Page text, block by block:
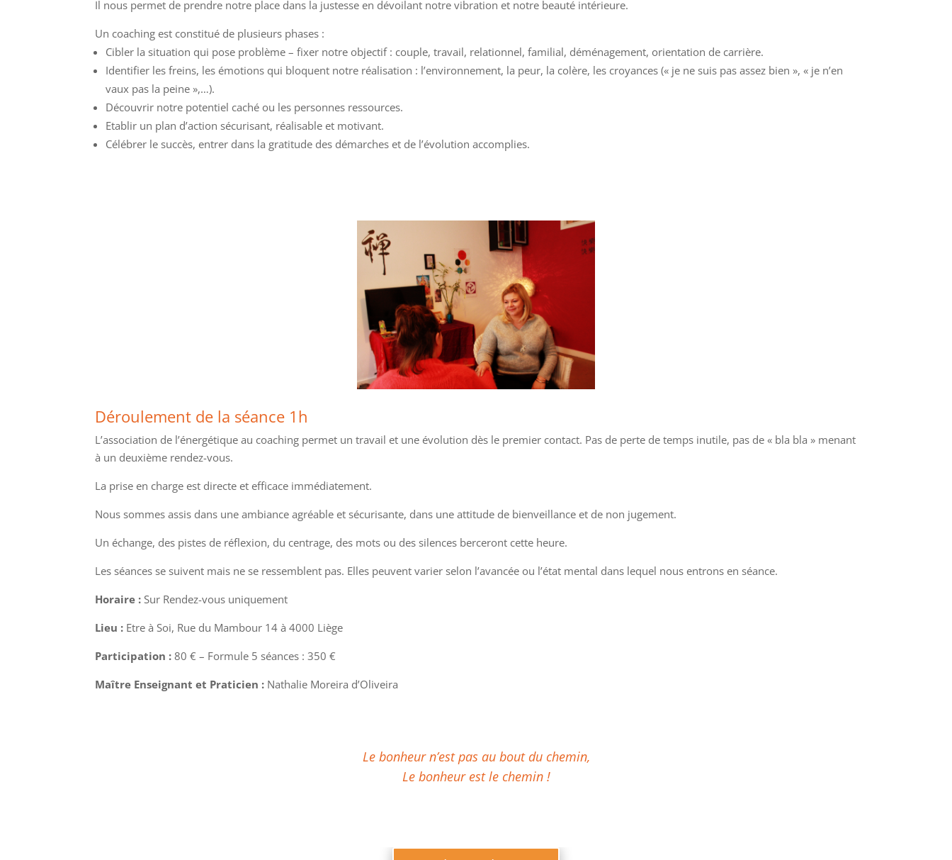
Il nous permet de prendre notre place dans la justesse en dévoilant notre vibration et notre beauté intérieure.
Un coaching est constitué de plusieurs phases :
Cibler la situation qui pose problème – fixer notre objectif : couple, travail, relationnel, familial, déménagement, orientation de carrière.
Identifier les freins, les émotions qui bloquent notre réalisation : l’environnement, la peur, la colère, les croyances (« je ne suis pas assez bien », « je n’en
vaux pas la peine »,…).
Découvrir notre potentiel caché ou les personnes ressources.
Etablir un plan d’action sécurisant, réalisable et motivant.
Célébrer le succès, entrer dans la gratitude des démarches et de l’évolution accomplies.
Déroulement de la séance 1h
L’association de l’énergétique au coaching permet un travail et une évolution dès le premier contact. Pas de perte de temps inutile, pas de « bla bla » menant
à un deuxième rendez-vous.
La prise en charge est directe et efficace immédiatement.
Nous sommes assis dans une ambiance agréable et sécurisante, dans une attitude de bienveillance et de non jugement.
Un échange, des pistes de réflexion, du centrage, des mots ou des silences berceront cette heure.
Les séances se suivent mais ne se ressemblent pas. Elles peuvent varier selon l’avancée ou l’état mental dans lequel nous entrons en séance.
Horaire : Sur Rendez-vous uniquement
Lieu : Etre à Soi, Rue du Mambour 14 à 4000 Liège
Participation : 80 € – Formule 5 séances : 350 €
Maître Enseignant et Praticien : Nathalie Moreira d’Oliveira
Le bonheur n’est pas au bout du chemin,
Le bonheur est le chemin !